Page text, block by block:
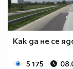
Как да не се
5 175